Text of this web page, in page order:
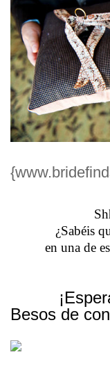
¿Sabéis
en una de
Besos de